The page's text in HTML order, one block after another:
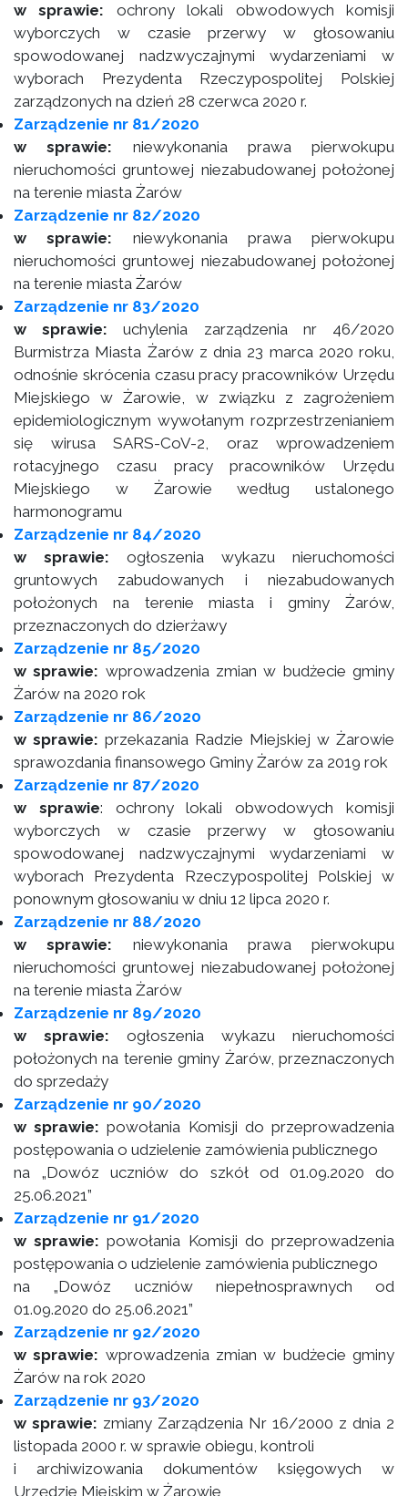
w sprawie: ochrony lokali obwodowych komisji
wyborczych w czasie przerwy w głosowaniu
spowodowanej nadzwyczajnymi wydarzeniami w
wyborach Prezydenta Rzeczypospolitej Polskiej
zarządzonych na dzień 28 czerwca 2020 r.
Zarządzenie nr 81/2020
w sprawie: niewykonania prawa pierwokupu
nieruchomości gruntowej niezabudowanej położonej
na terenie miasta Żarów
Zarządzenie nr 82/2020
w sprawie: niewykonania prawa pierwokupu
nieruchomości gruntowej niezabudowanej położonej
na terenie miasta Żarów
Zarządzenie nr 83/2020
w sprawie: uchylenia zarządzenia nr 46/2020
Burmistrza Miasta Żarów z dnia 23 marca 2020 roku,
odnośnie skrócenia czasu pracy pracowników Urzędu
Miejskiego w Żarowie, w związku z zagrożeniem
epidemiologicznym wywołanym rozprzestrzenianiem
się wirusa SARS-CoV-2, oraz wprowadzeniem
rotacyjnego czasu pracy pracowników Urzędu
Miejskiego w Żarowie według ustalonego
harmonogramu
Zarządzenie nr 84/2020
w sprawie: ogłoszenia wykazu nieruchomości
gruntowych zabudowanych i niezabudowanych
położonych na terenie miasta i gminy Żarów,
przeznaczonych do dzierżawy
Zarządzenie nr 85/2020
w sprawie: wprowadzenia zmian w budżecie gminy
Żarów na 2020 rok
Zarządzenie nr 86/2020
w sprawie: przekazania Radzie Miejskiej w Żarowie
sprawozdania finansowego Gminy Żarów za 2019 rok
Zarządzenie nr 87/2020
w sprawie: ochrony lokali obwodowych komisji
wyborczych w czasie przerwy w głosowaniu
spowodowanej nadzwyczajnymi wydarzeniami w
wyborach Prezydenta Rzeczypospolitej Polskiej w
ponownym głosowaniu w dniu 12 lipca 2020 r.
Zarządzenie nr 88/2020
w sprawie: niewykonania prawa pierwokupu
nieruchomości gruntowej niezabudowanej położonej
na terenie miasta Żarów
Zarządzenie nr 89/2020
w sprawie: ogłoszenia wykazu nieruchomości
położonych na terenie gminy Żarów, przeznaczonych
do sprzedaży
Zarządzenie nr 90/2020
w sprawie:powołania Komisji do przeprowadzenia
postępowania o udzielenie zamówienia publicznego
na „Dowóz uczniów do szkół od 01.09.2020 do
25.06.2021”
Zarządzenie nr 91/2020
w sprawie:powołania Komisji do przeprowadzenia
postępowania o udzielenie zamówienia publicznego
na „Dowóz uczniów niepełnosprawnych od
01.09.2020 do 25.06.2021”
Zarządzenie nr 92/2020
w sprawie: wprowadzenia zmian w budżecie gminy
Żarów na rok 2020
Zarządzenie nr 93/2020
w sprawie: zmiany Zarządzenia Nr 16/2000 z dnia 2
listopada 2000 r. w sprawie obiegu, kontroli
i archiwizowania dokumentów księgowych w
Urzędzie Miejskim w Żarowie